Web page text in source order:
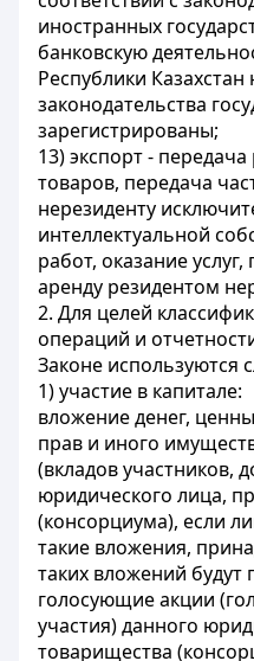
иностранных
банковскую
Республики
законодательства
зарегистрированы;
13) экспорт -
товаров, передача
нерезиденту
интеллектуальной
работ, оказание
аренду резидентом
2. Для целей
операций и
Законе
1) участие в капитале:
вложение денег,
прав и иного
(вкладов участников,
юридического лица,
(консорциума), если
такие вложения,
таких вложений будут
голосующие акции
участия) данного
товарищества